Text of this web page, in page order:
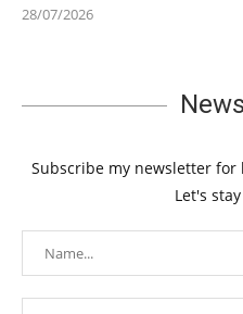
28/07/2026
Subscribe my newsletter
Let's